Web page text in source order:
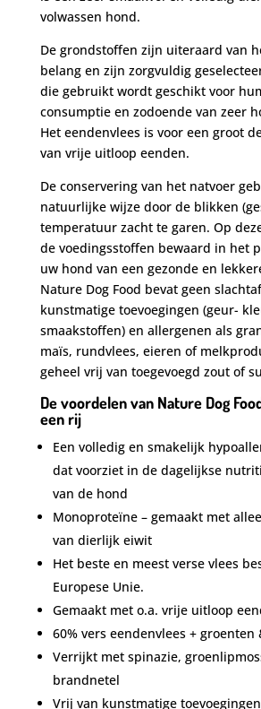
volwassen hond.
De grondstoffen zijn uiteraard van
belang en zijn zorgvuldig
die gebruikt wordt geschikt voor
consumptie en zodoende van zeer
Het eendenvlees is voor een groot
van vrije uitloop eenden.
De conservering van het natvoer
natuurlijke wijze door de blikken
temperatuur zacht te garen. Op
de voedingsstoffen bewaard in het
uw hond van een gezonde en
Nature Dog Food bevat geen
kunstmatige toevoegingen (geur-
smaakstoffen) en allergenen als
maïs, rundvlees, eieren of
geheel vrij van toegevoegd zout of
De voordelen van Nature Dog
een rij
Een volledig en smakelijk
dat voorziet in de dagelijkse
van de hond
Monoproteïne – gemaakt met
van dierlijk eiwit
Het beste en meest verse vlees
Europese Unie.
Gemaakt met o.a. vrije uitloop
60% vers eendenvlees + groenten
Verrijkt met spinazie,
brandnetel
Vrij van kunstmatige